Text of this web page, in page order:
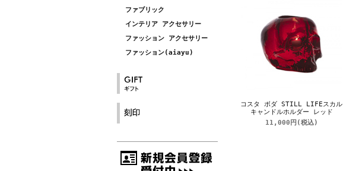
ファブリック
インテリア アクセサリー
ファッション アクセサリー
ファッション(aiayu)
コスタ ボダ STILL LIFEスカル
キャンドルホルダー レッド
11,000円 (税込)